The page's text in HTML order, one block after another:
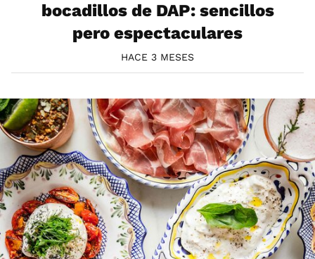
bocadillos de DAP: sencillos
pero espectaculares
HACE 3 MESES